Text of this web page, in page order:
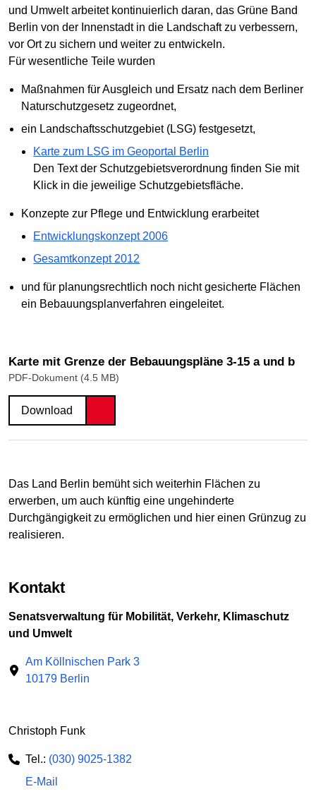
und Umwelt arbeitet kontinuierlich daran, das Grüne Band
Berlin von der Innenstadt in die Landschaft zu verbessern,
vor Ort zu sichern und weiter zu entwickeln.
Für wesentliche Teile wurden
Maßnahmen für Ausgleich und Ersatz nach dem Berliner
Naturschutzgesetz zugeordnet,
ein Landschaftsschutzgebiet (LSG) festgesetzt,
Karte zum LSG im Geoportal Berlin
Den Text der Schutzgebietsverordnung finden Sie mit
Klick in die jeweilige Schutzgebietsfläche.
Konzepte zur Pflege und Entwicklung erarbeitet
Entwicklungskonzept 2006
Gesamtkonzept 2012
und für planungsrechtlich noch nicht gesicherte Flächen
ein Bebauungsplanverfahren eingeleitet.
Karte mit Grenze der Bebauungspläne 3-15 a und b
PDF-Dokument (4.5 MB)
Download
Das Land Berlin bemüht sich weiterhin Flächen zu
erwerben, um auch künftig eine ungehinderte
Durchgängigkeit zu ermöglichen und hier einen Grünzug zu
realisieren.
Kontakt
Senatsverwaltung für Mobilität, Verkehr, Klimaschutz
und Umwelt
Am Köllnischen Park 3
10179 Berlin
Christoph Funk
Tel.: (030) 9025-1382
E-Mail